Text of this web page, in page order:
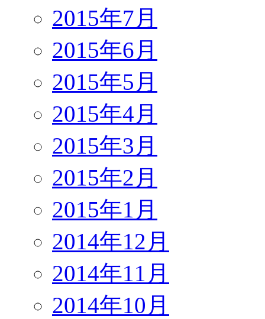
2015年7月
2015年6月
2015年5月
2015年4月
2015年3月
2015年2月
2015年1月
2014年12月
2014年11月
2014年10月